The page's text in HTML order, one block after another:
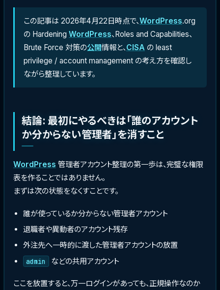
この記事は 2026年4月22日時点で、WordPress.org
の Hardening WordPress、Roles and Capabilities、
Brute Force 対策の公開情報と、CISA の least
privilege / account management の考え方を確認し
ながら整理しています。
結論: 最初にやるべきは「誰のアカウント
か分からない管理者」を消すこと
WordPress 管理者アカウント整理の第一歩は、完璧な権限
表を作ることではありません。
まずは次の状態をなくすことです。
誰が使っているか分からない管理者アカウント
退職者や異動者のアカウント残存
外注先へ一時的に渡した管理者アカウントの放置
admin などの共用アカウント
ここを放置すると、万一ログインがあっても、正規操作なのか